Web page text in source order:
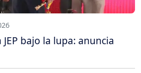
bajo la lupa: anuncia